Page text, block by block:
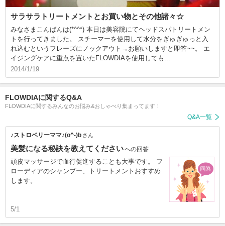
サラサラトリートメントとお買い物とその他諸々☆
みなさまこんばんは(*^^*) 本日は美容院にてヘッドスパトリートメン
トを行ってきました。 スチーマーを使用して水分をぎゅぎゅっと入
れ込むというフレーズにノックアウト→お願いしますと即答~~。 エ
イジングケアに重点を置いたFLOWDIAを使用しても…
2014/1/19
FLOWDIAに関するQ&A
FLOWDIAに関するみんなのお悩み&おしゃべり集まってます！
Q&A一覧
♪ストロベリーママ♪(o^-)b さん
美髪になる秘訣を教えてくださいへの回答
頭皮マッサージで血行促進することも大事です。 フ
ローディアのシャンプー、トリートメントおすすめ
します。
5/1